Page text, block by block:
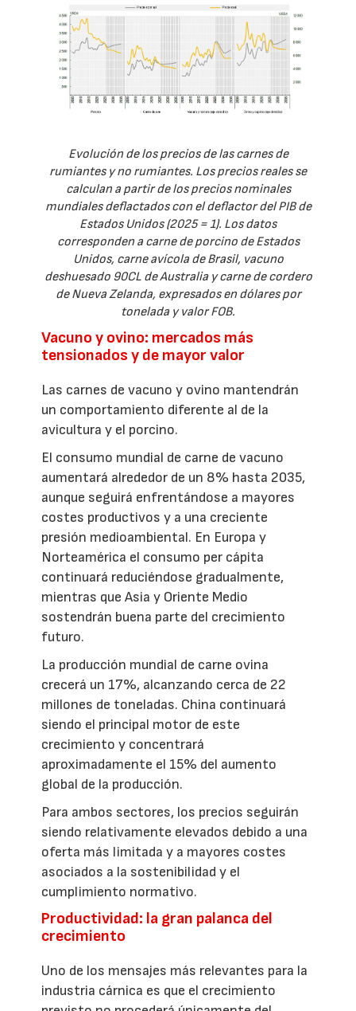
Evolución de los precios de las carnes de
rumiantes y no rumiantes. Los precios reales se
calculan a partir de los precios nominales
mundiales deflactados con el deflactor del PIB de
Estados Unidos (2025 = 1). Los datos
corresponden a carne de porcino de Estados
Unidos, carne avícola de Brasil, vacuno
deshuesado 90CL de Australia y carne de cordero
de Nueva Zelanda, expresados en dólares por
tonelada y valor FOB.
Vacuno y ovino: mercados más
tensionados y de mayor valor
Las carnes de vacuno y ovino mantendrán
un comportamiento diferente al de la
avicultura y el porcino.
El consumo mundial de carne de vacuno
aumentará alrededor de un 8% hasta 2035,
aunque seguirá enfrentándose a mayores
costes productivos y a una creciente
presión medioambiental. En Europa y
Norteamérica el consumo per cápita
continuará reduciéndose gradualmente,
mientras que Asia y Oriente Medio
sostendrán buena parte del crecimiento
futuro.
La producción mundial de carne ovina
crecerá un 17%, alcanzando cerca de 22
millones de toneladas. China continuará
siendo el principal motor de este
crecimiento y concentrará
aproximadamente el 15% del aumento
global de la producción.
Para ambos sectores, los precios seguirán
siendo relativamente elevados debido a una
oferta más limitada y a mayores costes
asociados a la sostenibilidad y el
cumplimiento normativo.
Productividad: la gran palanca del
crecimiento
Uno de los mensajes más relevantes para la
industria cárnica es que el crecimiento